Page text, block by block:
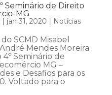
Seminário de Direito
MG
| jan 31, 2020 | Notícias
SCMD Misabel
Mendes Moreira
Seminário de
MG –
e Desafios para os
Voltado para o